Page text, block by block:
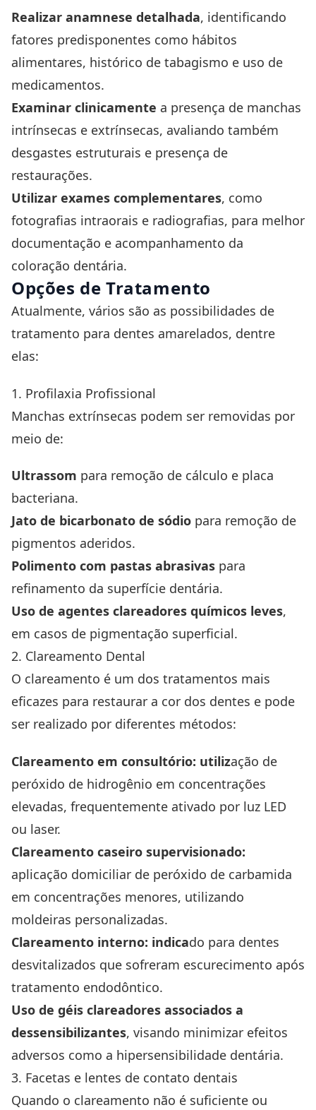
Realizar anamnese detalhada, identificando
fatores predisponentes como hábitos
alimentares, histórico de tabagismo e uso de
medicamentos.
Examinar clinicamente a presença de manchas
intrínsecas e extrínsecas, avaliando também
desgastes estruturais e presença de
restaurações.
Utilizar exames complementares, como
fotografias intraorais e radiografias, para melhor
documentação e acompanhamento da
coloração dentária.
Opções de Tratamento
Atualmente, vários são as possibilidades de
tratamento para dentes amarelados, dentre
elas:
1. Profilaxia Profissional
Manchas extrínsecas podem ser removidas por
meio de:
Ultrassom para remoção de cálculo e placa
bacteriana.
Jato de bicarbonato de sódio para remoção de
pigmentos aderidos.
Polimento com pastas abrasivas para
refinamento da superfície dentária.
Uso de agentes clareadores químicos leves,
em casos de pigmentação superficial.
2. Clareamento Dental
O clareamento é um dos tratamentos mais
eficazes para restaurar a cor dos dentes e pode
ser realizado por diferentes métodos:
Clareamento em consultório: utilização de
peróxido de hidrogênio em concentrações
elevadas, frequentemente ativado por luz LED
ou laser.
Clareamento caseiro supervisionado:
aplicação domiciliar de peróxido de carbamida
em concentrações menores, utilizando
moldeiras personalizadas.
Clareamento interno: indicado para dentes
desvitalizados que sofreram escurecimento após
tratamento endodôntico.
Uso de géis clareadores associados a
dessensibilizantes, visando minimizar efeitos
adversos como a hipersensibilidade dentária.
3. Facetas e lentes de contato dentais
Quando o clareamento não é suficiente ou